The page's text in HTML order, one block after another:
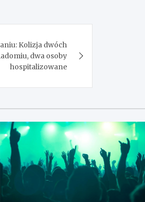
Kolizja dwóch
dwa osoby
hospitalizowane